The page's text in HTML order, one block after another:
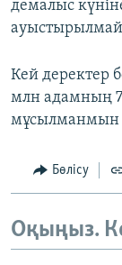
демалыс
Кей деректер
млн адамның
мұсылманмын
Бөлісу
Оқыңыз.